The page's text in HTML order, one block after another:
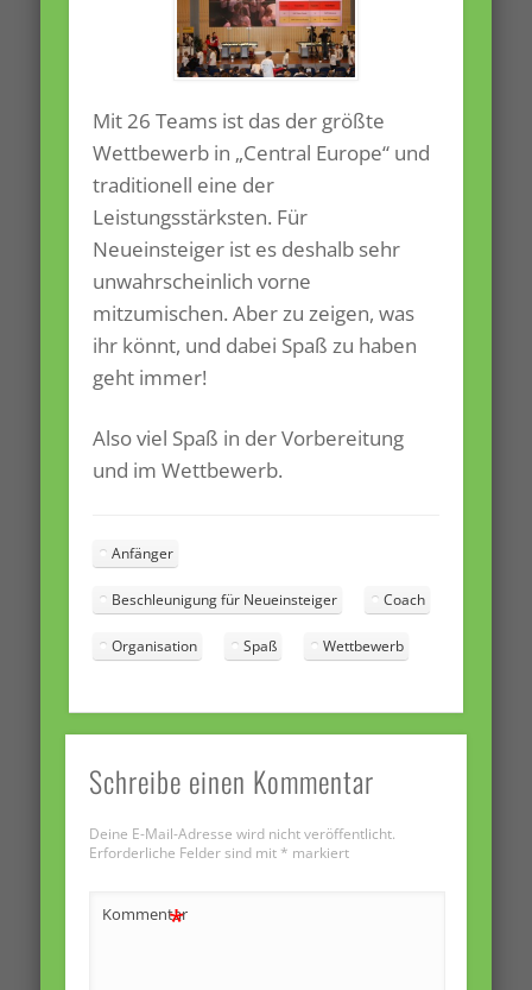
Mit 26 Teams ist das der größte
Wettbewerb in „Central Europe“ und
traditionell eine der
Leistungsstärksten. Für
Neueinsteiger ist es deshalb sehr
unwahrscheinlich vorne
mitzumischen. Aber zu zeigen, was
ihr könnt, und dabei Spaß zu haben
geht immer!
Also viel Spaß in der Vorbereitung
und im Wettbewerb.
Anfänger
Beschleunigung für Neueinsteiger Coach
Organisation Spaß Wettbewerb
Schreibe einen Kommentar
Deine E-Mail-Adresse wird nicht veröffentlicht.
Erforderliche Felder sind mit * markiert
Kommentar
*